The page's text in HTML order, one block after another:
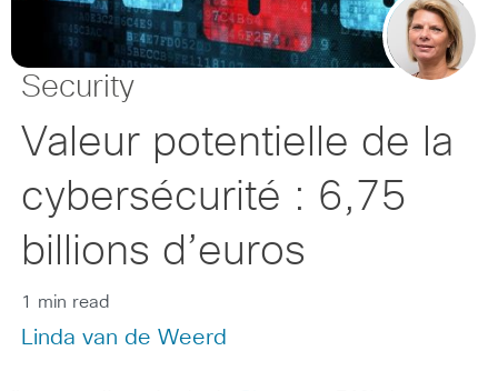
Security
Valeur potentielle de la
cybersécurité : 6,75
billions d’euros
1 min read
Linda van de Weerd